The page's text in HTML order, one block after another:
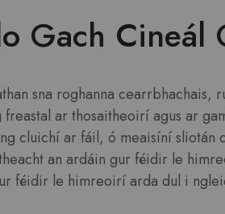
Gach Cineál
sna roghanna cearrbhachais,
ar thosaitheoirí agus ar
cluichí ar fáil, ó meaisíní sliotán
an ardáin gur féidir le
féidir le himreoirí arda dul i